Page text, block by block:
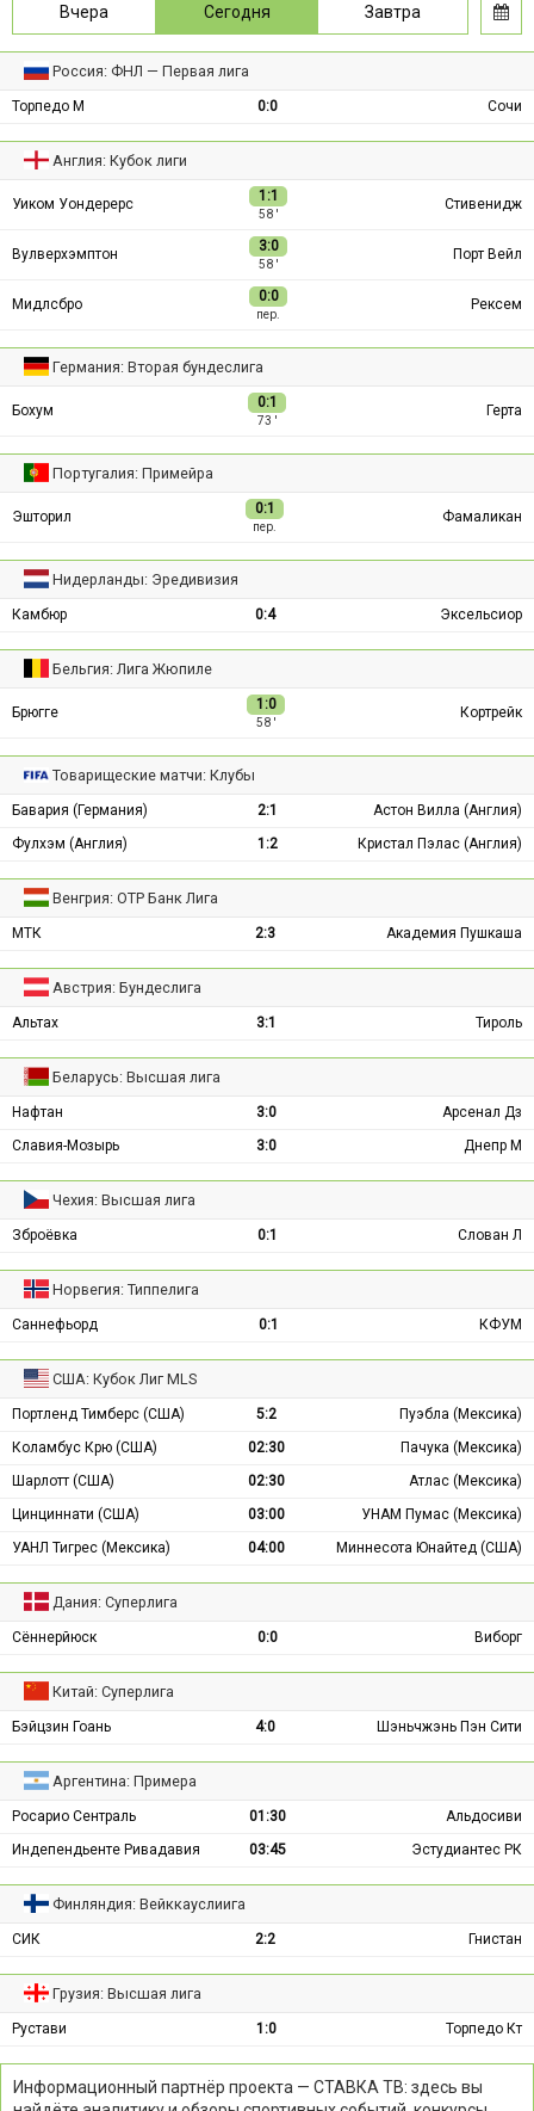
Вчера Сегодня Завтра
Россия: ФНЛ — Первая лига
Торпедо М 0:0 Сочи
Англия: Кубок лиги
Уиком Уондерерс 1:1
58 ′
Стивенидж
Вулверхэмптон 3:0
58 ′
Порт Вейл
Мидлсбро 0:0
пер.
Рексем
Германия: Вторая бундеслига
Бохум 0:1
73 ′
Герта
Португалия: Примейра
Эшторил 0:1
пер.
Фамаликан
Нидерланды: Эредивизия
Камбюр 0:4 Эксельсиор
Бельгия: Лига Жюпиле
Брюгге 1:0
58 ′
Кортрейк
Товарищеские матчи: Клубы
Бавария (Германия) 2:1
Астон Вилла (Англия)
Фулхэм (Англия)
1:2 Кристал Пэлас (Англия)
Венгрия: ОТР Банк Лига
МТК 2:3 Академия Пушкаша
Австрия: Бундеслига
Альтах 3:1 Тироль
Беларусь: Высшая лига
Нафтан 3:0
Арсенал Дз
Славия-Мозырь
3:0 Днепр М
Чехия: Высшая лига
Зброёвка 0:1 Слован Л
Норвегия: Типпелига
Саннефьорд 0:1 КФУМ
США: Кубок Лиг MLS
Портленд Тимберс (США) 5:2
Пуэбла (Мексика)
Коламбус Крю (США)
02:30
Пачука (Мексика)
Шарлотт (США)
02:30
Атлас (Мексика)
Цинциннати (США)
03:00
УНАМ Пумас (Мексика)
УАНЛ Тигрес (Мексика)
04:00 Миннесота Юнайтед (США)
Дания: Суперлига
Сённерйюск 0:0 Виборг
Китай: Суперлига
Бэйцзин Гоань 4:0 Шэньчжэнь Пэн Сити
Аргентина: Примера
Росарио Сентраль 01:30
Альдосиви
Индепендьенте Ривадавия
03:45 Эстудиантес РК
Финляндия: Вейккауслиига
СИК 2:2 Гнистан
Грузия: Высшая лига
Рустави 1:0 Торпедо Кт
Информационный партнёр проекта — СТАВКА ТВ: здесь вы